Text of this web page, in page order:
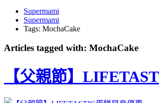
Supermami
Supermami
Tags: MochaCake
Articles tagged with: MochaCake
【父親節】